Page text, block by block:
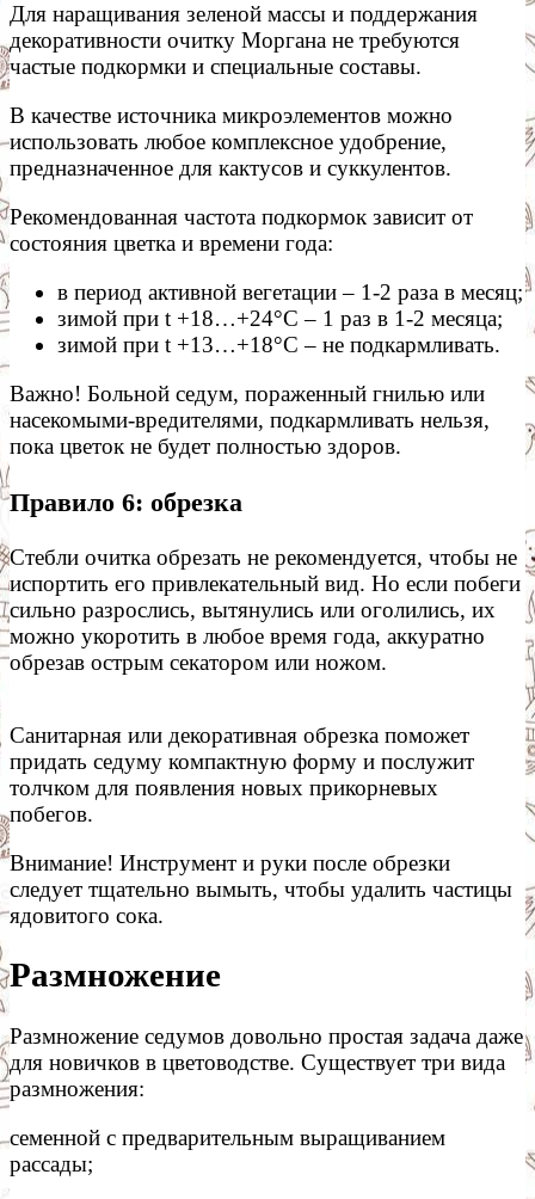
Для наращивания зеленой массы и поддержания
декоративности очитку Моргана не требуются
частые подкормки и специальные составы.
В качестве источника микроэлементов можно
использовать любое комплексное удобрение,
предназначенное для кактусов и суккулентов.
Рекомендованная частота подкормок зависит от
состояния цветка и времени года:
в период активной вегетации – 1-2 раза в месяц;
зимой при t +18…+24°С – 1 раз в 1-2 месяца;
зимой при t +13…+18°С – не подкармливать.
Важно! Больной седум, пораженный гнилью или
насекомыми-вредителями, подкармливать нельзя,
пока цветок не будет полностью здоров.
Правило 6: обрезка
Стебли очитка обрезать не рекомендуется, чтобы не
испортить его привлекательный вид. Но если побеги
сильно разрослись, вытянулись или оголились, их
можно укоротить в любое время года, аккуратно
обрезав острым секатором или ножом.
Санитарная или декоративная обрезка поможет
придать седуму компактную форму и послужит
толчком для появления новых прикорневых
побегов.
Внимание! Инструмент и руки после обрезки
следует тщательно вымыть, чтобы удалить частицы
ядовитого сока.
Размножение
Размножение седумов довольно простая задача даже
для новичков в цветоводстве. Существует три вида
размножения:
семенной с предварительным выращиванием
рассады;